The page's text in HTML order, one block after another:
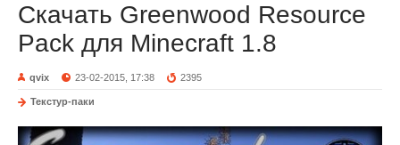
Скачать Greenwood Resource
Pack для Minecraft 1.8
qvix 23-02-2015, 17:38 2395
Текстур-паки